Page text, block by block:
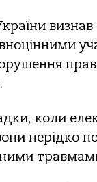
коли
нерідко